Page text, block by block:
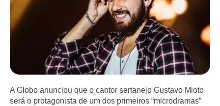
A Globo anunciou que o cantor sertanejo Gustavo Mioto
será o protagonista de um dos primeiros “microdramas”